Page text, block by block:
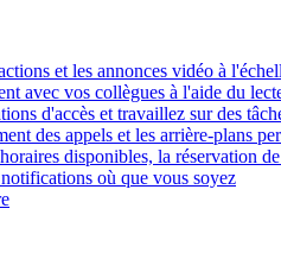
et les annonces vidéo à
avec vos collègues à l'aide du
d'accès et travaillez sur des
des appels et les arrière-plans
disponibles, la réservation
où que vous soyez